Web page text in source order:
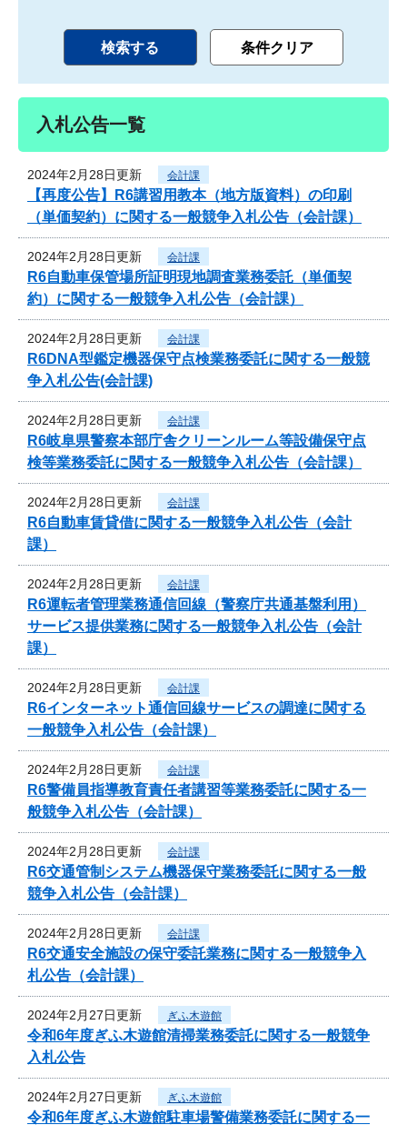
入札公告一覧
2024年2月28日更新 会計課
【再度公告】R6講習用教本（地方版資料）の印刷
（単価契約）に関する一般競争入札公告（会計課）
2024年2月28日更新 会計課
R6自動車保管場所証明現地調査業務委託（単価契
約）に関する一般競争入札公告（会計課）
2024年2月28日更新 会計課
R6DNA型鑑定機器保守点検業務委託に関する一般競
争入札公告(会計課)
2024年2月28日更新 会計課
R6岐阜県警察本部庁舎クリーンルーム等設備保守点
検等業務委託に関する一般競争入札公告（会計課）
2024年2月28日更新 会計課
R6自動車賃貸借に関する一般競争入札公告（会計
課）
2024年2月28日更新 会計課
R6運転者管理業務通信回線（警察庁共通基盤利用）
サービス提供業務に関する一般競争入札公告（会計
課）
2024年2月28日更新 会計課
R6インターネット通信回線サービスの調達に関する
一般競争入札公告（会計課）
2024年2月28日更新 会計課
R6警備員指導教育責任者講習等業務委託に関する一
般競争入札公告（会計課）
2024年2月28日更新 会計課
R6交通管制システム機器保守業務委託に関する一般
競争入札公告（会計課）
2024年2月28日更新 会計課
R6交通安全施設の保守委託業務に関する一般競争入
札公告（会計課）
2024年2月27日更新 ぎふ木遊館
令和6年度ぎふ木遊館清掃業務委託に関する一般競争
入札公告
2024年2月27日更新 ぎふ木遊館
令和6年度ぎふ木遊館駐車場警備業務委託に関する一